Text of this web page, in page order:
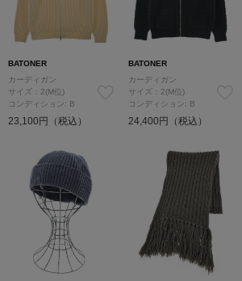
BATONER
カーディガン
サイズ：2(M位)
コンディション: B
23,100円（税込）
BATONER
カーディガン
サイズ：2(M位)
コンディション: B
24,400円（税込）